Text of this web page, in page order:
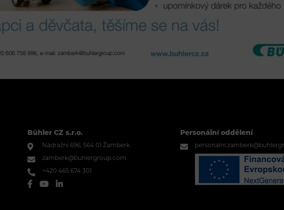
Bühler CZ s.r.o.
Nádražní 696, 564 01 Žamberk
zamberk@buhlergroup.com
+420 465 674 301
Personální oddělení